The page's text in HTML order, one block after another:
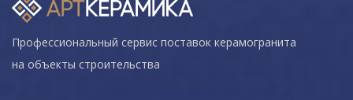
Профессиональный сервис поставок керамогранита
на объекты строительства